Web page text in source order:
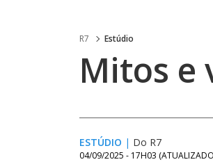
R7 Estúdio
Mitos e
ESTÚDIO | Do R7
04/09/2025 - 17H03